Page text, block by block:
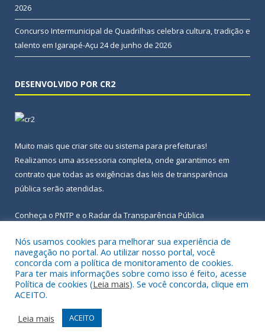
2026
Concurso Intermunicipal de Quadrilhas celebra cultura, tradição e
talento em Igarapé-Açu 24 de junho de 2026
DESENVOLVIDO POR CR2
Muito mais que criar site ou sistema para prefeituras!
Realizamos uma assessoria completa, onde garantimos em
contrato que todas as exigências das leis de transparência
pública serão atendidas.
Conheça o PNTP e o Radar da Transparência Pública
Todos os direitos reservados a Prefeitura Municipal de Igarapé-
Açu.
Frequência Online
Acessar Área Administrativa
Nós usamos cookies para melhorar sua experiência de
navegação no portal. Ao utilizar nosso portal, você
concorda com a política de monitoramento de cookies.
Para ter mais informações sobre como isso é feito, acesse
Política de cookies (Leia mais). Se você concorda, clique em
ACEITO.
Leia mais
ACEITO